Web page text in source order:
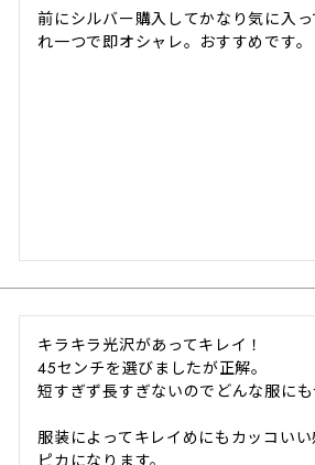
前にシルバー購入してかなり気に入
れ一つで即オシャレ。おすすめです。
キラキラ光沢があってキレイ！
45センチを選びましたが正解。
短すぎず長すぎないのでどんな服にも
服装によってキレイめにもカッコい
ピカになります。